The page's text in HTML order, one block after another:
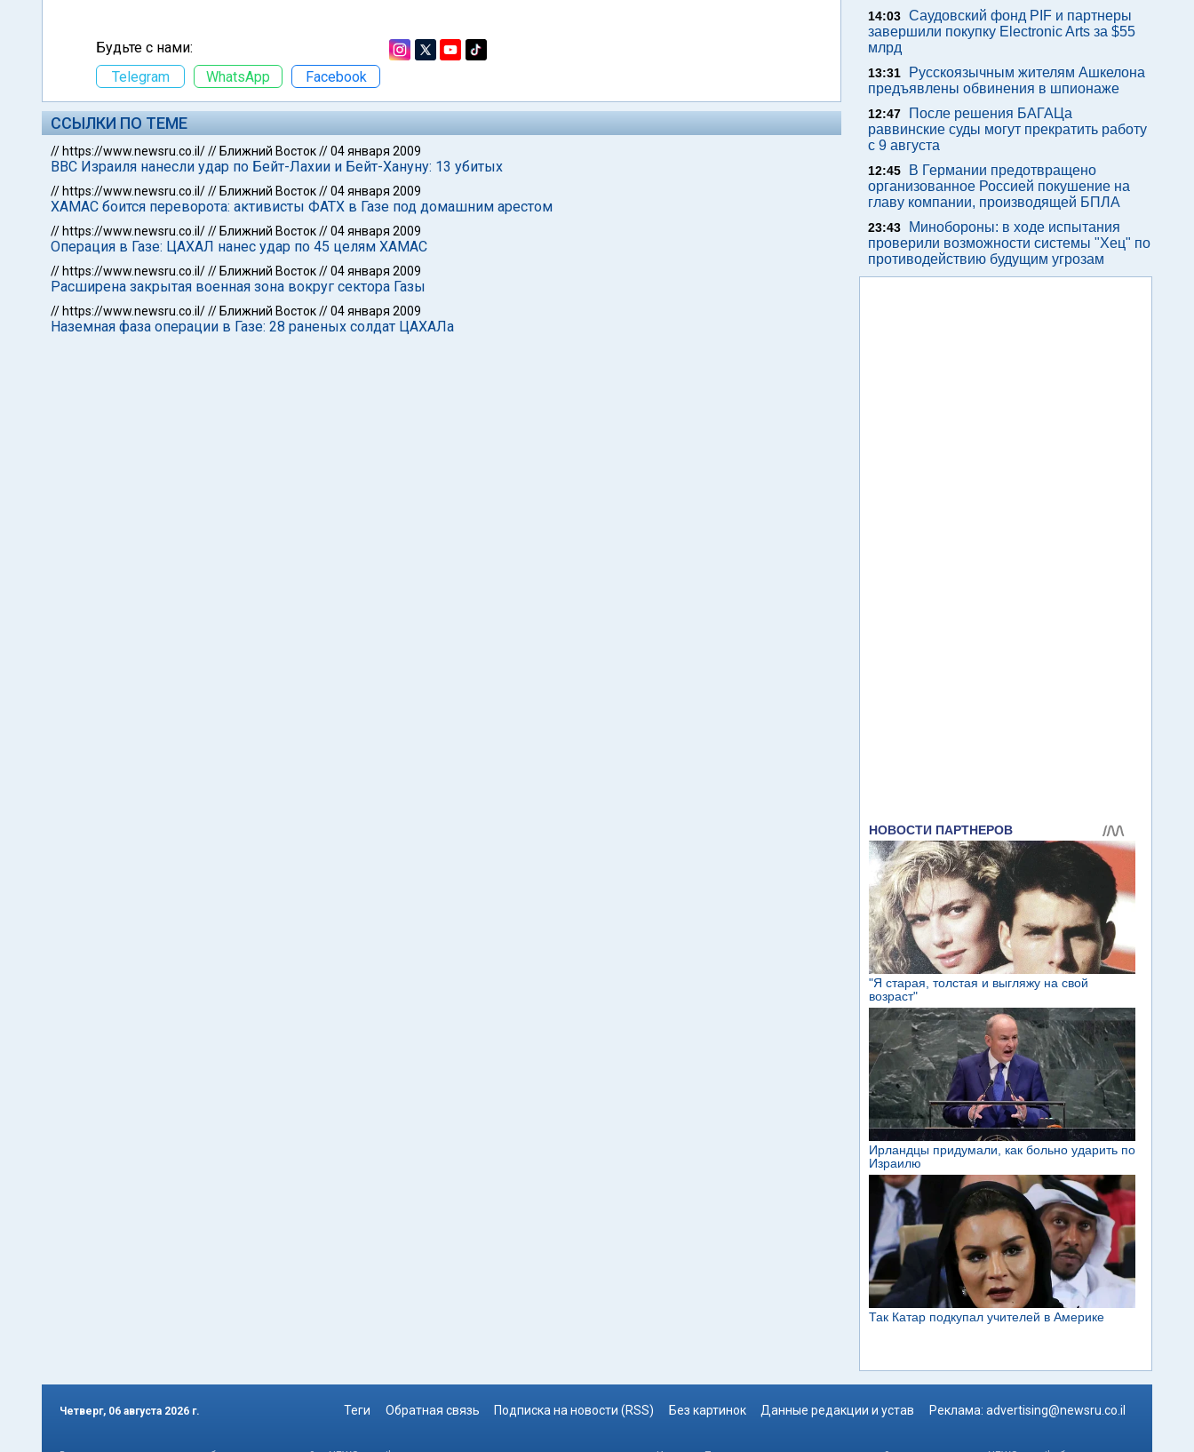
Будьте с нами:
Telegram
WhatsApp Facebook
ССЫЛКИ ПО ТЕМЕ
// https://www.newsru.co.il/// Ближний Восток//04 января 2009
ВВС Израиля нанесли удар по Бейт-Лахии и Бейт-Хануну: 13 убитых
// https://www.newsru.co.il/// Ближний Восток//04 января 2009
ХАМАС боится переворота: активисты ФАТХ в Газе под домашним арестом
// https://www.newsru.co.il/// Ближний Восток//04 января 2009
Операция в Газе: ЦАХАЛ нанес удар по 45 целям ХАМАС
// https://www.newsru.co.il/// Ближний Восток//04 января 2009
Расширена закрытая военная зона вокруг сектора Газы
// https://www.newsru.co.il/// Ближний Восток//04 января 2009
Наземная фаза операции в Газе: 28 раненых солдат ЦАХАЛа
14:03 Саудовский фонд PIF и партнеры
завершили покупку Electronic Arts за $55
млрд
13:31
Русскоязычным жителям Ашкелона
предъявлены обвинения в шпионаже
12:47
После решения БАГАЦа
раввинские суды могут прекратить работу
с 9 августа
12:45
В Германии предотвращено
организованное Россией покушение на
главу компании, производящей БПЛА
23:43
Минобороны: в ходе испытания
проверили возможности системы "Хец" по
противодействию будущим угрозам
Четверг, 06 августа 2026 г. Теги Обратная связь Подписка на новости (RSS) Без картинок Данные редакции и устав Реклама: advertising@newsru.co.il